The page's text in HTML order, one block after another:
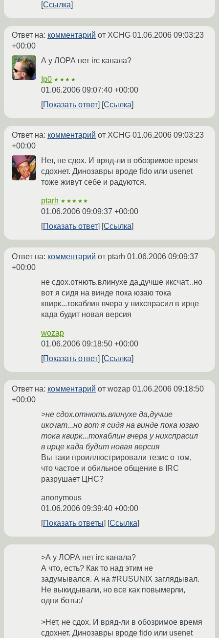
Ссылка
Ответ на: комментарий от XCHG 01.06.2006 09:03:23
+00:00
А у ЛОРА нет irc канала?
Ip0 ★★★★
01.06.2006 09:07:40 +00:00
Показать ответ
Ссылка
Ответ на: комментарий от XCHG 01.06.2006 09:03:23
+00:00
Нет, не сдох. И вряд-ли в обозримое время
сдохнет. Динозавры вроде fido или usenet
тоже живут себе и радуются.
ptarh ★★★★★
01.06.2006 09:09:37 +00:00
Показать ответ
Ссылка
Ответ на: комментарий от ptarh 01.06.2006 09:09:37
+00:00
не сдох.отнють.влинухе да,дучше иксчат...но
вот я сидя на винде пока юзаю тока
квирк...токаблин вчера у нихспрасил в ирце
када будит новая версия
wozap
01.06.2006 09:18:50 +00:00
Показать ответ
Ссылка
Ответ на: комментарий от wozap 01.06.2006 09:18:50
+00:00
>не сдох.отнють.влинухе да,дучше
иксчат...но вот я сидя на винде пока юзаю
тока квирк...токаблин вчера у нихспрасил
в ирце када будит новая версия
Вы таки проиллюстрировали тезис о том,
что частое и обильное общение в IRC
разрушает ЦНС?
anonymous
01.06.2006 09:39:40 +00:00
Показать ответы
Ссылка
>А у ЛОРА нет irc канала?
А что, есть? Как то над этим не
задумывался. А на #RUSUNIX заглядывал.
Не выкидывали, но все как повымерли,
одни боты;/
>Нет, не сдох. И вряд-ли в обозримое время
сдохнет. Динозавры вроде fido или usenet